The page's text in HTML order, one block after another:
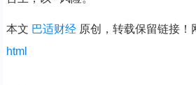
本文 巴适财经原创，转载保留链接！
html